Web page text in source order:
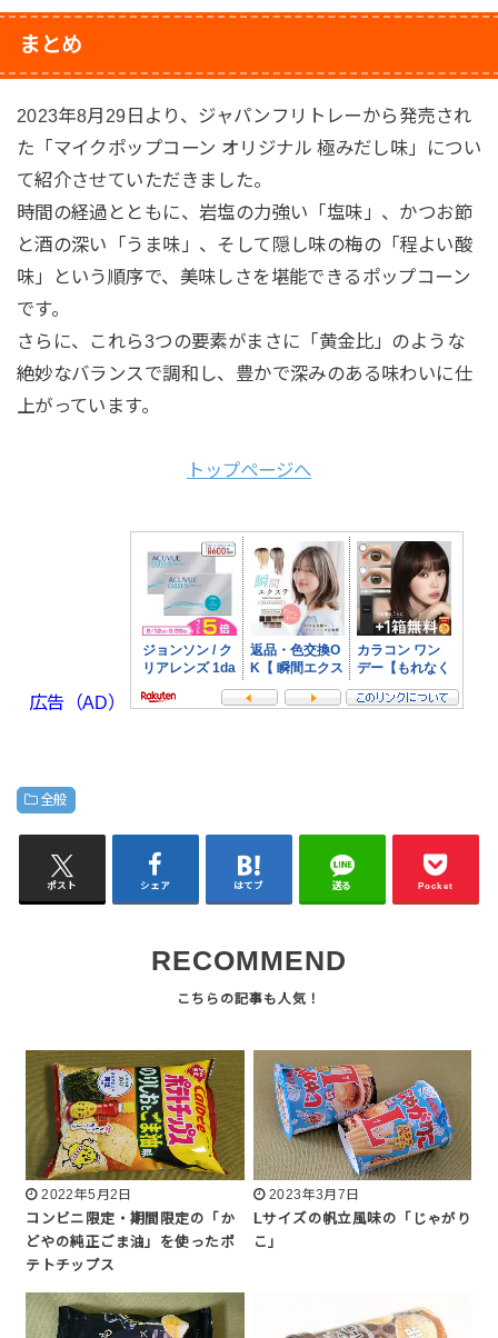
まとめ
2023年8月29日より、ジャパンフリトレーから発売され
た「マイクポップコーン オリジナル 極みだし味」につい
て紹介させていただきました。
時間の経過とともに、岩塩の力強い「塩味」、かつお節
と酒の深い「うま味」、そして隠し味の梅の「程よい酸
味」という順序で、美味しさを堪能できるポップコーン
です。
さらに、これら3つの要素がまさに「黄金比」のような
絶妙なバランスで調和し、豊かで深みのある味わいに仕
上がっています。
トップページへ
広告（AD）
全般
ポスト シェア はてブ 送る Pocket
RECOMMEND
2022年5月2日
コンビニ限定・期間限定の「か
どやの純正ごま油」を使ったポ
テトチップス
2023年3月7日
Lサイズの帆立風味の「じゃがり
こ」